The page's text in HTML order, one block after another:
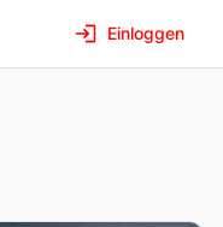
Einloggen